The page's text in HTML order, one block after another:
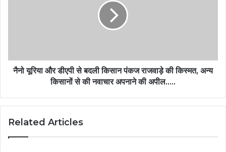
नैनो यूरिया और डीएपी से बदली किसान पंकज राजवाड़े की किस्मत, अन्य
किसानों से की नवाचार अपनाने की अपील…..
Related Articles